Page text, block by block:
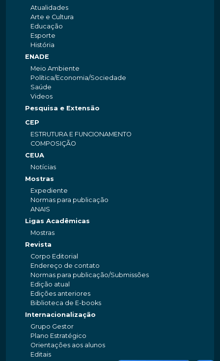
Atualidades
Arte e Cultura
Educação
Esporte
História
ENADE
Meio Ambiente
Política/Economia/Sociedade
Saúde
Videos
Pesquisa e Extensão
CEP
ESTRUTURA E FUNCIONAMENTO
COMPOSIÇÃO
CEUA
Notícias
Mostras
Expediente
Normas para publicação
ANAIS
Ligas Acadêmicas
Mostras
Revista
Corpo Editorial
Endereço de contato
Normas para publicação/Submissões
Edição atual
Edições anteriores
Biblioteca de E-books
Internacionalização
Grupo Gestor
Plano Estratégico
Orientações aos alunos
Editais